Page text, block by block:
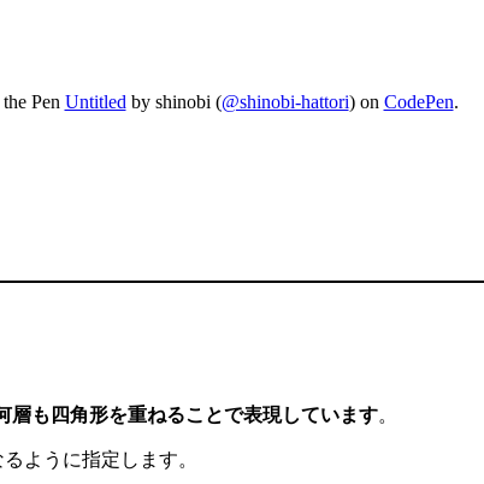
the Pen Untitled by shinobi (@shinobi-hattori) on CodePen.
層も四角形を重ねることで表現しています。
ように指定します。